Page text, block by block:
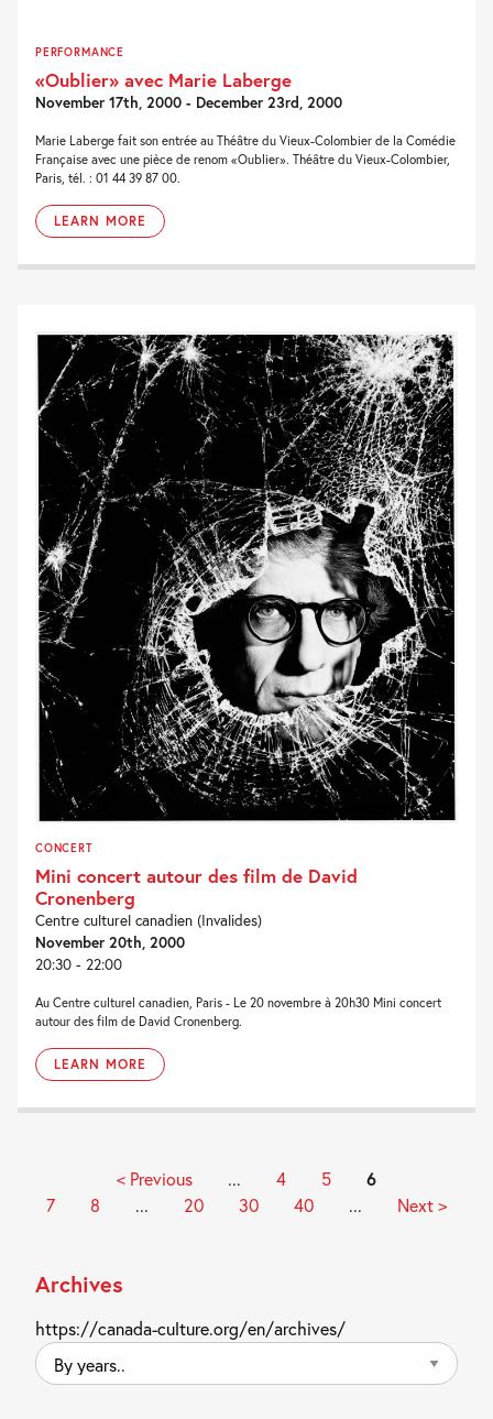
PERFORMANCE
«Oublier» avec Marie Laberge
November 17th, 2000 - December 23rd, 2000
Marie Laberge fait son entrée au Théâtre du Vieux-Colombier de la Comédie
Française avec une pièce de renom «Oublier». Théâtre du Vieux-Colombier,
Paris, tél. : 01 44 39 87 00.
LEARN MORE
CONCERT
Mini concert autour des film de David
Cronenberg
Centre culturel canadien (Invalides)
November 20th, 2000
20:30 - 22:00
Au Centre culturel canadien, Paris - Le 20 novembre à 20h30 Mini concert
autour des film de David Cronenberg.
LEARN MORE
< Previous ... 4 5
6
7
8 ... 20 30 40 ... Next >
Archives
https://canada-culture.org/en/archives/
By
years..